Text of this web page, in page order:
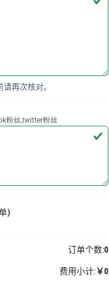
再次核对。
粉丝,twitter粉丝
)
订单个数:0
费用小计:￥0